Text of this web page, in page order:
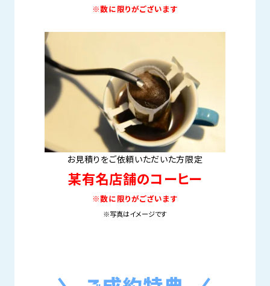
※数に限りがございます
お見積りをご依頼いただいた方限定
某有名店舗のコーヒー
※数に限りがございます
※写真はイメージです